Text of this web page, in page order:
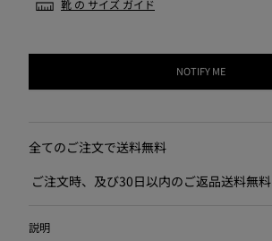
靴 の サイズ ガイド
NOTIFY ME
全てのご注文で送料無料
ご注文時、及び30日以内のご返品送料無料
説明